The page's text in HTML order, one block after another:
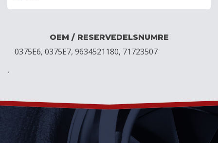
OEM / RESERVEDELSNUMRE
0375E6, 0375E7, 9634521180, 71723507
´